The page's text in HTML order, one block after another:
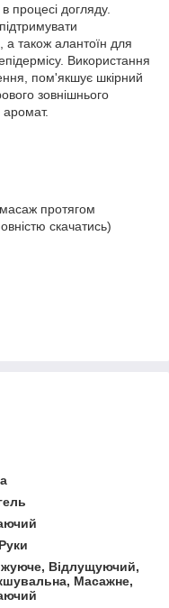
процесі догляду.
також алантоїн для
Використання
пом'якшує шкірний
зовнішнього
аромат.
масаж протягом
скачатись)
Відлущуючий,
Масажне,